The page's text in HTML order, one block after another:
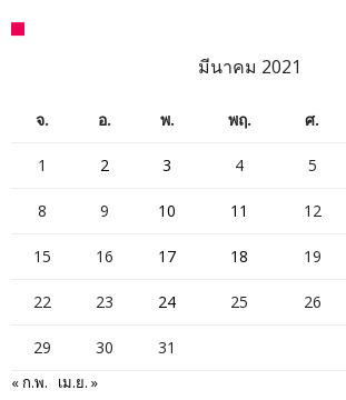
มีนาคม 2021
จ. อ. พ. พฤ. ศ.
1 2 3 4 5
8 9 10 11 12
15 16 17 18 19
22 23 24 25 26
29 30 31
« ก.พ. เม.ย. »